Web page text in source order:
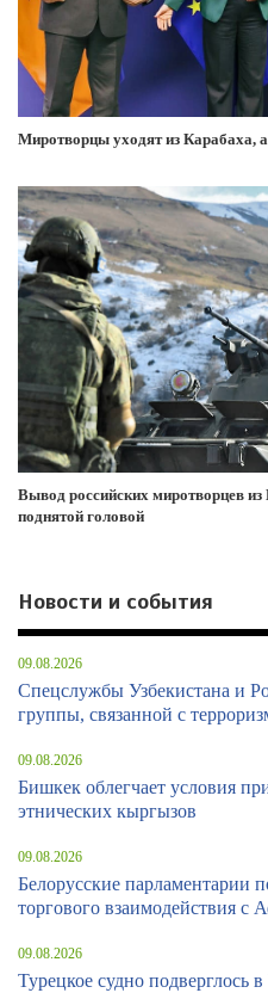
Миротворцы уходят из
Вывод российских миротворцев
поднятой головой
Новости и события
09.08.2026
Спецслужбы Узбекистана и
группы, связанной с
09.08.2026
Бишкек облегчает условия
этнических кыргызов
09.08.2026
Белорусские парламентарии
торгового взаимодействия с
09.08.2026
Турецкое судно подверглось